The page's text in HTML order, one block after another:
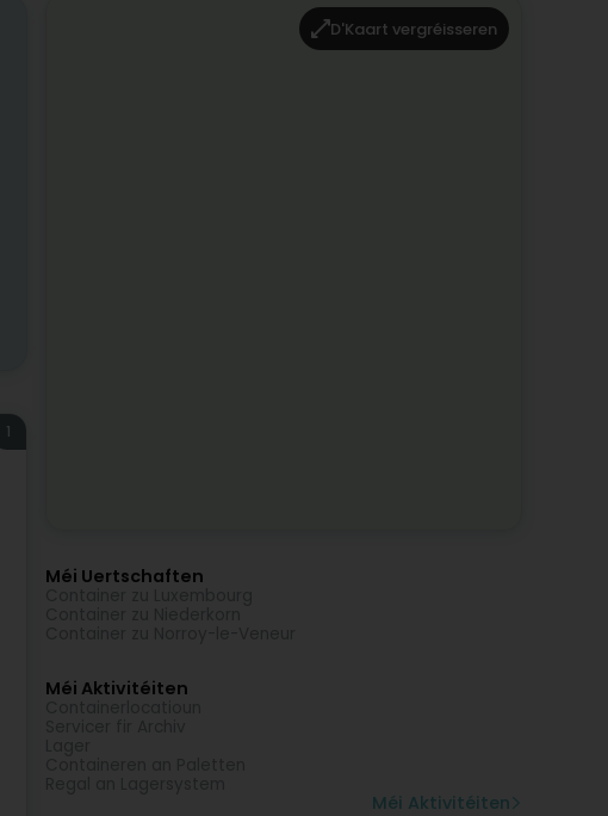
1
D'Kaart vergréisseren
Méi Uertschaften
Méi Aktivitéiten
Méi Aktivitéiten